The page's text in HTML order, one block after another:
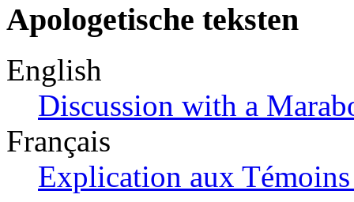
Apologetische teksten
English
Discussion with a
Français
Explication aux Témoins